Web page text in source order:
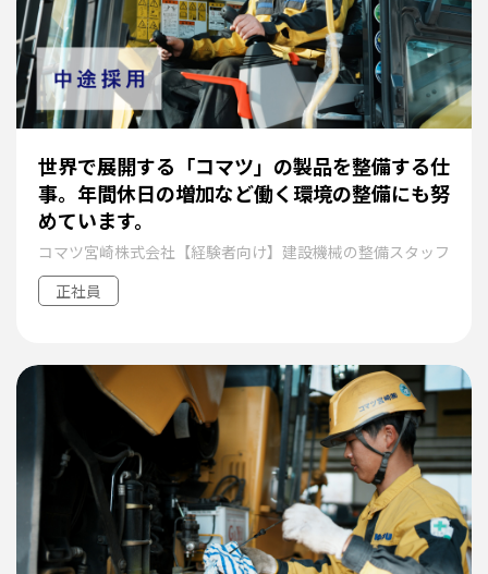
世界で展開する「コマツ」の製品を整備する仕
事。年間休日の増加など働く環境の整備にも努
めています。
コマツ宮崎株式会社【経験者向け】建設機械の整備スタッフ
正社員